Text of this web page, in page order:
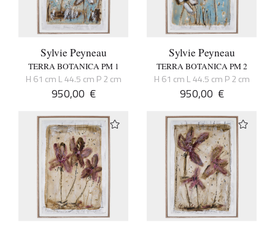
Sylvie Peyneau
TERRA BOTANICA PM 1
H 61 cm L 44.5 cm P 2 cm
950,00 €
Sylvie Peyneau
TERRA BOTANICA PM 2
H 61 cm L 44.5 cm P 2 cm
950,00 €